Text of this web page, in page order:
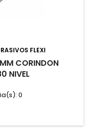
FLEXI
CORINDON
NIVEL
0